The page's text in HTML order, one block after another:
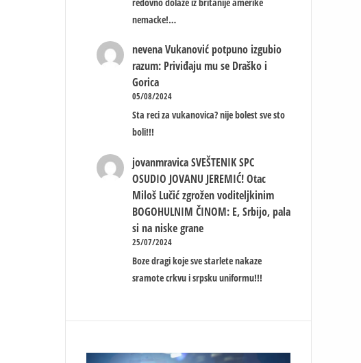
nemacke!…
nevena Vukanović potpuno izgubio
razum: Priviđaju mu se Draško i
Gorica
05/08/2024
Sta reci za vukanovica? nije bolest sve sto
boli!!!
jovanmravica SVEŠTENIK SPC
OSUDIO JOVANU JEREMIĆ! Otac
Miloš Lučić zgrožen voditeljkinim
BOGOHULNIM ČINOM: E, Srbijo, pala
si na niske grane
25/07/2024
Boze dragi koje sve starlete nakaze
sramote crkvu i srpsku uniformu!!!